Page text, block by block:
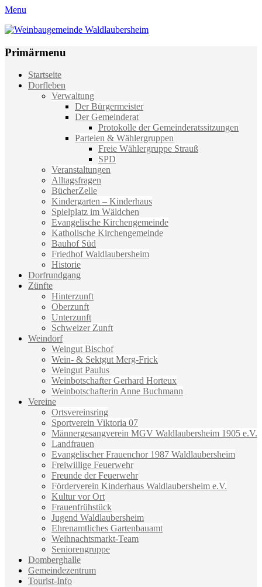
Menu
Weinbaugemeinde Waldlaubersheim
Primärmenu
Weiter
zum
Startseite
Dorfleben
Verwaltung
Der Bürgermeister
Der Gemeinderat
Protokolle der Gemeinderatssitzungen
Parteien & Wählergruppen
Freie Wählergruppe Strauß
SPD
Veranstaltungen
Alltagsfragen
BücherZelle
Kindergarten – Kinderhaus
Spielplatz im Wäldchen
Evangelische Kirchengemeinde
Katholische Kirchengemeinde
Bauhof Süd
Friedhof Waldlaubersheim
Historie
Dorfrundgang
Zünfte
Hinterzunft
Oberzunft
Unterzunft
Schweizer Zunft
Weindorf
Weingut Bischof
Wein- & Sektgut Merg-Frick
Weingut Paulus
Weinbotschafter Gerhard Horteux
Weinbotschafterin Anne Buchmann
Vereine
Ortsvereinsring
Sportverein Viktoria 07
Männergesangverein MGV Waldlaubersheim 1905 e.V.
Landfrauen
Evangelischer Frauenchor 1987 Waldlaubersheim
Freiwillige Feuerwehr
Freunde der Feuerwehr
Förderverein Kinderhaus Waldlaubersheim e.V.
Kultur vor Ort
Frauenfrühstück
Jugend Waldlaubersheim
Ehrenamtliches Gartenbauamt
Weihnachtsmarkt-Team
Seniorengruppe
Domberghalle
Gemeindezentrum
Tourist-Info